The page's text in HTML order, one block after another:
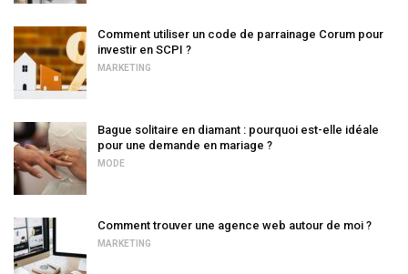
Comment utiliser un code de parrainage Corum pour
investir en SCPI ?
MARKETING
Bague solitaire en diamant : pourquoi est-elle idéale
pour une demande en mariage ?
MODE
Comment trouver une agence web autour de moi ?
MARKETING